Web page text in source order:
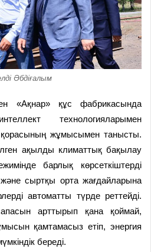
Әбдіғалым
«Ақнар» құс фабрикасында
технологияларымен
жұмысымен танысты.
ақылды климаттық бақылау
барлық көрсеткіштерді
сыртқы орта жағдайларына
автоматты түрде реттейді.
арттырып қана қоймай,
қамтамасыз етіп, энергия
береді.